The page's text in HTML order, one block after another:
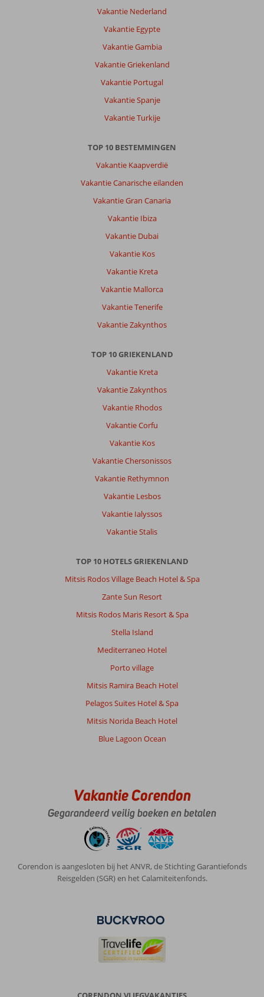
Vakantie Nederland
Vakantie Egypte
Vakantie Gambia
Vakantie Griekenland
Vakantie Portugal
Vakantie Spanje
Vakantie Turkije
TOP 10 BESTEMMINGEN
Vakantie Kaapverdië
Vakantie Canarische eilanden
Vakantie Gran Canaria
Vakantie Ibiza
Vakantie Dubai
Vakantie Kos
Vakantie Kreta
Vakantie Mallorca
Vakantie Tenerife
Vakantie Zakynthos
TOP 10 GRIEKENLAND
Vakantie Kreta
Vakantie Zakynthos
Vakantie Rhodos
Vakantie Corfu
Vakantie Kos
Vakantie Chersonissos
Vakantie Rethymnon
Vakantie Lesbos
Vakantie Ialyssos
Vakantie Stalis
TOP 10 HOTELS GRIEKENLAND
Mitsis Rodos Village Beach Hotel & Spa
Zante Sun Resort
Mitsis Rodos Maris Resort & Spa
Stella Island
Mediterraneo Hotel
Porto village
Mitsis Ramira Beach Hotel
Pelagos Suites Hotel & Spa
Mitsis Norida Beach Hotel
Blue Lagoon Ocean
Vakantie Corendon
Gegarandeerd veilig boeken en betalen
Corendon is aangesloten bij het ANVR, de Stichting Garantiefonds
Reisgelden (SGR) en het Calamiteitenfonds.